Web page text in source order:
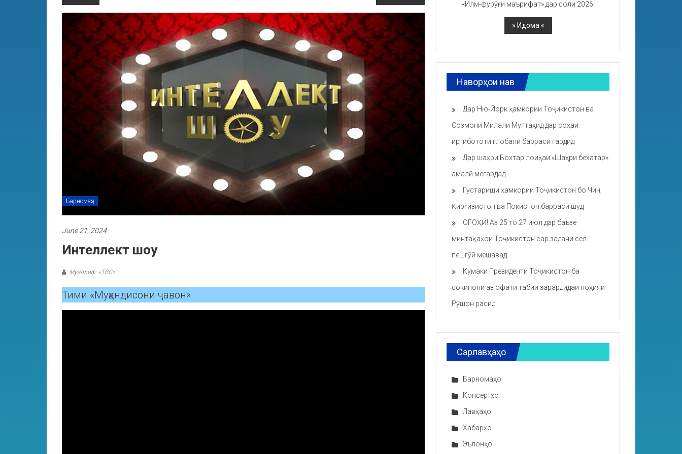
Барномаҳо
June 21, 2024
Интеллект шоу
Муаллиф: «ТВС»
Тими «Муҳандисони ҷавон».
«Илм-фурӯғи маърифат» дар соли 2026.
Наворҳои нав
Дар Ню-Йорк ҳамкории Тоҷикистон ва
Созмони Милали Муттаҳид дар соҳаи
иртибототи глобалӣ баррасӣ гардид
Дар шаҳри Бохтар лоиҳаи «Шаҳри бехатар»
амалӣ мегардад
Густариши ҳамкории Тоҷикистон бо Чин,
Қирғизистон ва Покистон баррасӣ шуд
ОГОҲӢ! Аз 25 то 27 июл дар баъзе
минтақаҳои Тоҷикистон сар задани сел
пешгӯӣ мешавад
Кумаки Президенти Тоҷикистон ба
сокинони аз офати табиӣ зарардидаи ноҳияи
Рӯшон расид
Сарлавҳаҳо
Барномаҳо
Консертҳо
Лавҳаҳо
Хабарҳо
Эълонҳо